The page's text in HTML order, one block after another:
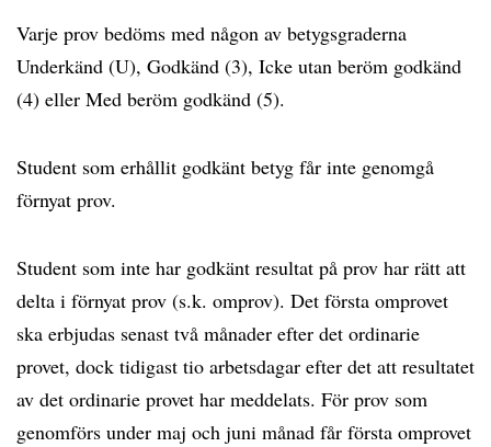
Varje prov bedöms med någon av betygsgraderna
Underkänd (U), Godkänd (3), Icke utan beröm godkänd
(4) eller Med beröm godkänd (5).
Student som erhållit godkänt betyg får inte genomgå
förnyat prov.
Student som inte har godkänt resultat på prov har rätt att
delta i förnyat prov (s.k. omprov). Det första omprovet
ska erbjudas senast två månader efter det ordinarie
provet, dock tidigast tio arbetsdagar efter det att resultatet
av det ordinarie provet har meddelats. För prov som
genomförs under maj och juni månad får första omprovet